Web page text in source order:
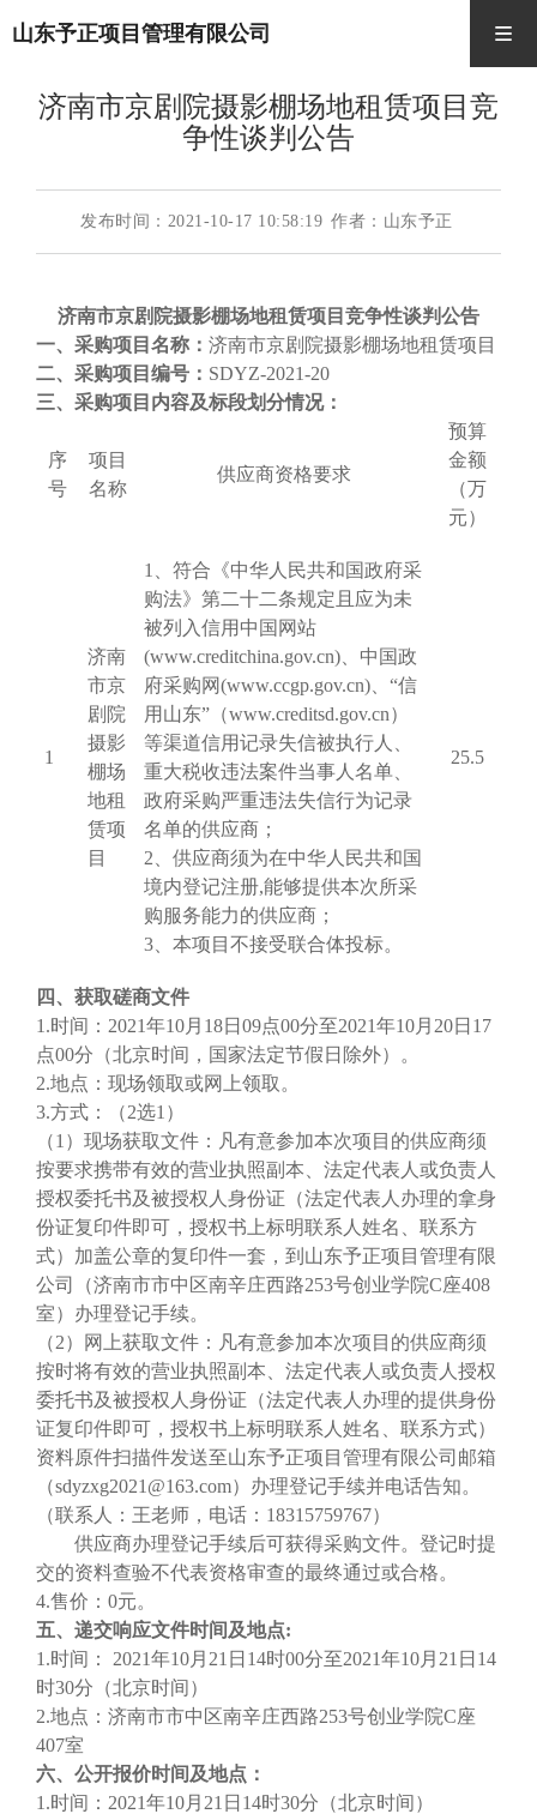
山东予正项目管理有限公司
济南市京剧院摄影棚场地租赁项目竞
争性谈判公告
发布时间：2021-10-17 10:58:19 作者：山东予正
济南市京剧院摄影棚场地租赁项目 竞争性谈判公告
一、采购项目名称： 济南市京剧院摄影棚场地租赁项目
二、采购项目编号： SDYZ-2021-20
三、采购项目内容及标段划分情况：
序
号
项目
名称
供应商资格要求
预算
金额
（万
元）
1
济南
市京
剧院
摄影
棚场
地租
赁项
目
1、 符合《中华人民共和国政府采
购法》第二十二条规定且应为未
被列入信用中国网站
(www.creditchina.gov.cn)、中国政
府采购网(www.ccgp.gov.cn)、“信
用山东”（www.creditsd.gov.cn）
等渠道信用记录失信被执行人、
重大税收违法案件当事人名单、
政府采购严重违法失信行为记录
名单的供应商；
2、供应商须为在中华人民共和国
境内登记注册,能够提供本次所采
购服务能力的供应商；
3 、本项目不接受联合体投标。
25.5
四、获取磋商文件
1.时间： 2021年10月 18日 09点00分至2021年10月 20日 17
点00分 （北京时间， 国家法定节假日除外）
。
2.地点：现场领取或网上领取 。
3.方式：
（2选1）
（1）现场获取文件：凡有意参加本次项目的供应商须
按要求携带有效的营业执照副本、法定代表人或负责人
授权委托书及被授权人身份证（法定代表人办理的拿身
份证复印件即可， 授权书上标明联系人姓名、联系方
式）加盖公章的复印件一套，到山东予正项目管理有限
公司（济南市市中区南辛庄西路253号创业学院C座408
室）办理登记手续。
（2）网上获取文件：凡有意参加本次项目的供应商须
按时将有效的营业执照副本、法定代表人或负责人授权
委托书及被授权人身份证（法定代表人 办理的提供身份
证复印件即可 ， 授权书上标明联系人姓名、联系方式）
资料原件扫描件发送至山东予正项目管理有限公司邮箱
（sdyzxg2021@163.com）办理登记手续并电话告知。
（联系人：王老师，电话：18315759767）
供应商办理登记手续后可获得采购文件。登记时提
交的资料查验不代表资格审查的最终通过或合格。
4.售价： 0元。
五、递交响应文件时间及地点:
1.时间： 2021年10月 21 日 14时00分至2021年10月 21 日 14
时30分 （北京时间）
2.地点： 济南市市中区南辛庄西路253号创业学院C座
407室
六、公开报价时间及地点：
1.时间：2021年10月 21 日 14时30分（北京时间）